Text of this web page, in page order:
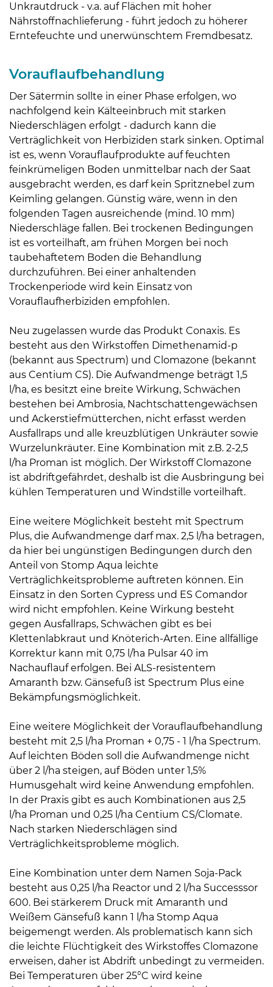
Skip to main content
Unkrautdruck - v.a. auf Flächen mit hoher
Nährstoffnachlieferung - führt jedoch zu höherer
Erntefeuchte und unerwünschtem Fremdbesatz.
Vorauflaufbehandlung
Der Sätermin sollte in einer Phase erfolgen, wo
nachfolgend kein Kälteeinbruch mit starken
Niederschlägen erfolgt - dadurch kann die
Verträglichkeit von Herbiziden stark sinken. Optimal
ist es, wenn Vorauflaufprodukte auf feuchten
feinkrümeligen Boden unmittelbar nach der Saat
ausgebracht werden, es darf kein Spritznebel zum
Keimling gelangen. Günstig wäre, wenn in den
folgenden Tagen ausreichende (mind. 10 mm)
Niederschläge fallen. Bei trockenen Bedingungen
ist es vorteilhaft, am frühen Morgen bei noch
taubehaftetem Boden die Behandlung
durchzuführen. Bei einer anhaltenden
Trockenperiode wird kein Einsatz von
Vorauflaufherbiziden empfohlen.
Neu zugelassen wurde das Produkt Conaxis. Es
besteht aus den Wirkstoffen Dimethenamid-p
(bekannt aus Spectrum) und Clomazone (bekannt
aus Centium CS). Die Aufwandmenge beträgt 1,5
l/ha, es besitzt eine breite Wirkung, Schwächen
bestehen bei Ambrosia, Nachtschattengewächsen
und Ackerstiefmütterchen, nicht erfasst werden
Ausfallraps und alle kreuzblütigen Unkräuter sowie
Wurzelunkräuter. Eine Kombination mit z.B. 2-2,5
l/ha Proman ist möglich. Der Wirkstoff Clomazone
ist abdriftgefährdet, deshalb ist die Ausbringung bei
kühlen Temperaturen und Windstille vorteilhaft.
Eine weitere Möglichkeit besteht mit Spectrum
Plus, die Aufwandmenge darf max. 2,5 l/ha betragen,
da hier bei ungünstigen Bedingungen durch den
Anteil von Stomp Aqua leichte
Verträglichkeitsprobleme auftreten können. Ein
Einsatz in den Sorten Cypress und ES Comandor
wird nicht empfohlen. Keine Wirkung besteht
gegen Ausfallraps, Schwächen gibt es bei
Klettenlabkraut und Knöterich-Arten. Eine allfällige
Korrektur kann mit 0,75 l/ha Pulsar 40 im
Nachauflauf erfolgen. Bei ALS-resistentem
Amaranth bzw. Gänsefuß ist Spectrum Plus eine
Bekämpfungsmöglichkeit.
Eine weitere Möglichkeit der Vorauflaufbehandlung
besteht mit 2,5 l/ha Proman + 0,75 - 1 l/ha Spectrum.
Auf leichten Böden soll die Aufwandmenge nicht
über 2 l/ha steigen, auf Böden unter 1,5%
Humusgehalt wird keine Anwendung empfohlen.
In der Praxis gibt es auch Kombinationen aus 2,5
l/ha Proman und 0,25 l/ha Centium CS/Clomate.
Nach starken Niederschlägen sind
Verträglichkeitsprobleme möglich.
Eine Kombination unter dem Namen Soja-Pack
besteht aus 0,25 l/ha Reactor und 2 l/ha Successsor
600. Bei stärkerem Druck mit Amaranth und
Weißem Gänsefuß kann 1 l/ha Stomp Aqua
beigemengt werden. Als problematisch kann sich
die leichte Flüchtigkeit des Wirkstoffes Clomazone
erweisen, daher ist Abdrift unbedingt zu vermeiden.
Bei Temperaturen über 25°C wird keine